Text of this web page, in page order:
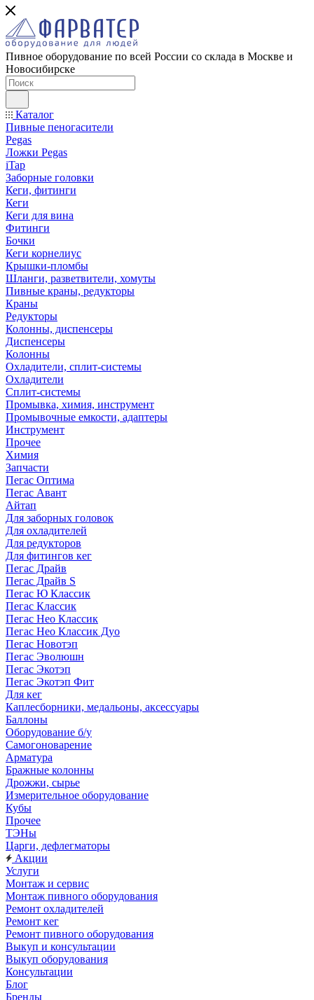
Пивное оборудование по всей России со склада в Москве и
Новосибирске
Каталог
Пивные пеногасители
Pegas
Ложки Pegas
iTap
Заборные головки
Кеги, фитинги
Кеги
Кеги для вина
Фитинги
Бочки
Кеги корнелиус
Крышки-пломбы
Шланги, разветвители, хомуты
Пивные краны, редукторы
Краны
Редукторы
Колонны, диспенсеры
Диспенсеры
Колонны
Охладители, сплит-системы
Охладители
Сплит-системы
Промывка, химия, инструмент
Промывочные емкости, адаптеры
Инструмент
Прочее
Химия
Запчасти
Пегас Оптима
Пегас Авант
Айтап
Для заборных головок
Для охладителей
Для редукторов
Для фитингов кег
Пегас Драйв
Пегас Драйв S
Пегас Ю Классик
Пегас Классик
Пегас Нео Классик
Пегас Нео Классик Дуо
Пегас Новотэп
Пегас Эволюшн
Пегас Экотэп
Пегас Экотэп Фит
Для кег
Каплесборники, медальоны, аксессуары
Баллоны
Оборудование б/у
Самогоноварение
Арматура
Бражные колонны
Дрожжи, сырье
Измерительное оборудование
Кубы
Прочее
ТЭНы
Царги, дефлегматоры
Акции
Услуги
Монтаж и сервис
Монтаж пивного оборудования
Ремонт охладителей
Ремонт кег
Ремонт пивного оборудования
Выкуп и консультации
Выкуп оборудования
Консультации
Блог
Бренды